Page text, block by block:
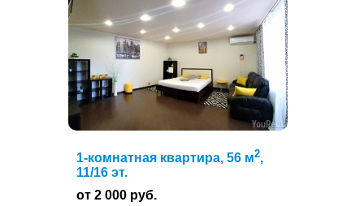
1-комнатная квартира, 56 м2,
11/16 эт.
от 2 000 руб.